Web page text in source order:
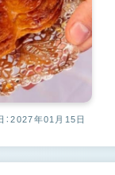
：2027年01月15日